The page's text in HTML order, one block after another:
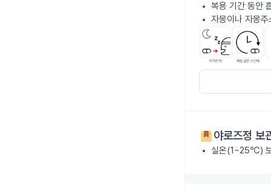
복용 기간 동안
자몽이나 자몽
야로즈정 보
실온(1~25℃)